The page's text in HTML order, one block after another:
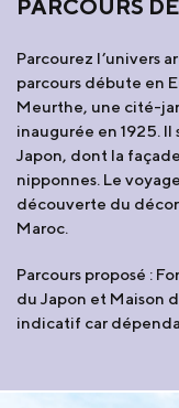
PARCOURS
Parcourez l’univers
parcours débute en
Meurthe, une cité-
inaugurée en 1925. Il
Japon, dont la
nipponnes. Le
découverte du
Maroc.
Parcours proposé :
du Japon et Maison
indicatif car